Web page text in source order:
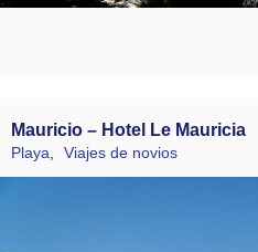
Mauricio – Hotel Le Mauricia
Playa Viajes de novios